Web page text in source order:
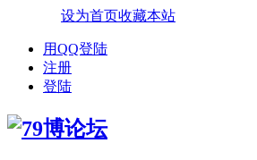
设为首页收藏本站
用QQ登陆
注册
登陆